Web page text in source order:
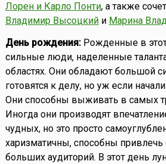
Лорен и Карло Понти, а также
Владимир Высоцкийи Марина
День рождения:Рожденные в
сильные люди, наделенные
областях. Они обладают большой
готовятся к делу, но уж если
Они способны выживать в самых
Иногда они производят
чудных, но это просто
харизматичны, способны
больших аудиторий. В этот день